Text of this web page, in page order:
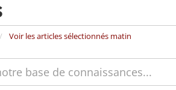
Voir les articles sélectionnés matin